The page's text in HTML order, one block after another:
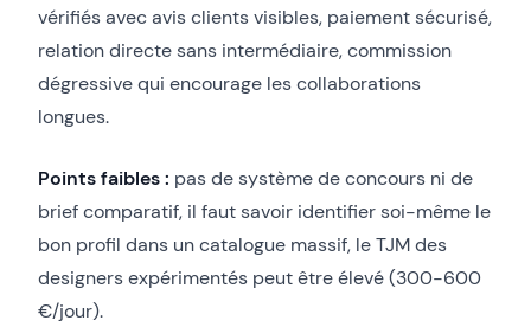
vérifiés avec avis clients visibles, paiement sécurisé,
relation directe sans intermédiaire, commission
dégressive qui encourage les collaborations
longues.
Points faibles : pas de système de concours ni de
brief comparatif, il faut savoir identifier soi-même le
bon profil dans un catalogue massif, le TJM des
designers expérimentés peut être élevé (300-600
€/jour).